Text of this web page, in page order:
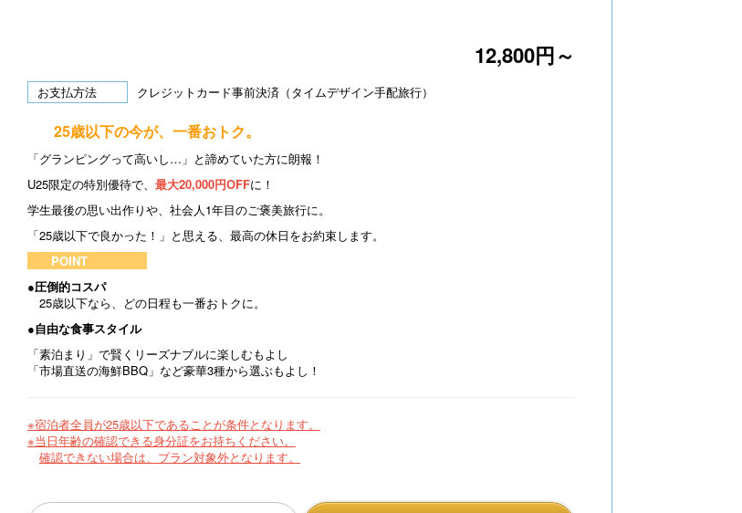
12,800円～
お支払方法 クレジットカード事前決済（タイムデザイン手配旅行）
25歳以下の今が、一番おトク。
「グランピングって高いし…」と諦めていた方に朗報！
U25限定の特別優待で、 最大20,000円OFFに！
学生最後の思い出作りや、社会人1年目のご褒美旅行に。
「25歳以下で良かった！」と思える、最高の休日をお約束します。
POINT
●圧倒的コスパ
25歳以下なら、どの日程も一番おトクに。
●自由な食事スタイル
「素泊まり」で賢くリーズナブルに楽しむもよし
「市場直送の海鮮BBQ」など豪華3種から選ぶもよし！
※宿泊者全員が25歳以下であることが条件となります。
※当日年齢の確認できる身分証をお持ちください。
確認できない場合は、プラン対象外となります。